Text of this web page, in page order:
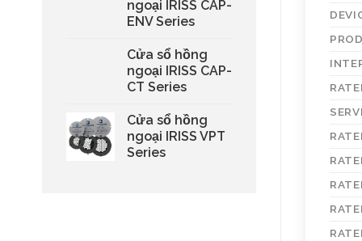
ngoại IRISS CAP-
ENV Series
Cửa sổ hồng
ngoại IRISS CAP-
CT Series
Cửa sổ hồng
ngoại IRISS VPT
Series